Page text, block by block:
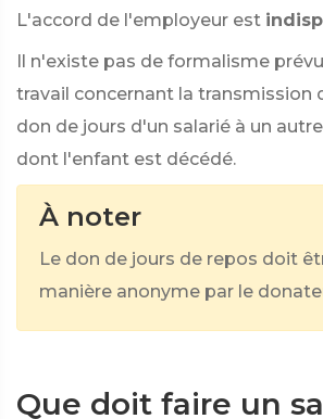
L'accord de l'employeur est
Il n'existe pas de formalisme
travail concernant la transmission
don de jours d'un salarié à un
dont l'enfant est décédé.
À noter
Le don de jours de repos doit
manière anonyme par le
Que doit faire un